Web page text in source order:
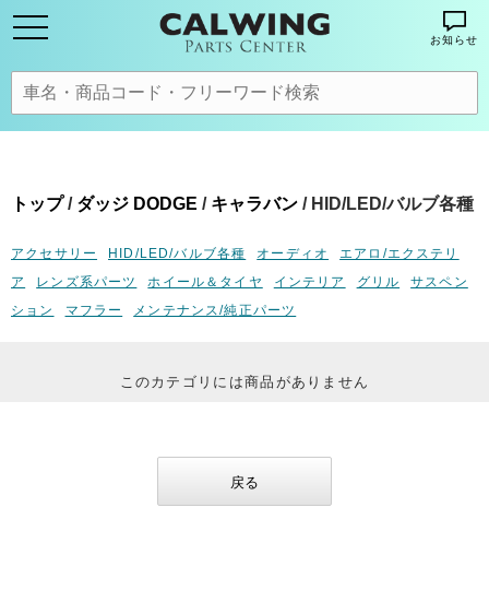
お知らせ
トップ/ ダッジ DODGE / キャラバン / HID/LED/バルブ各種
アクセサリー HID/LED/バルブ各種 オーディオ
エアロ/エクステリ
ア
レンズ系パーツ ホイール＆タイヤ インテリア グリル
サスペン
ション
マフラー メンテナンス/純正パーツ
このカテゴリには商品がありません
戻る